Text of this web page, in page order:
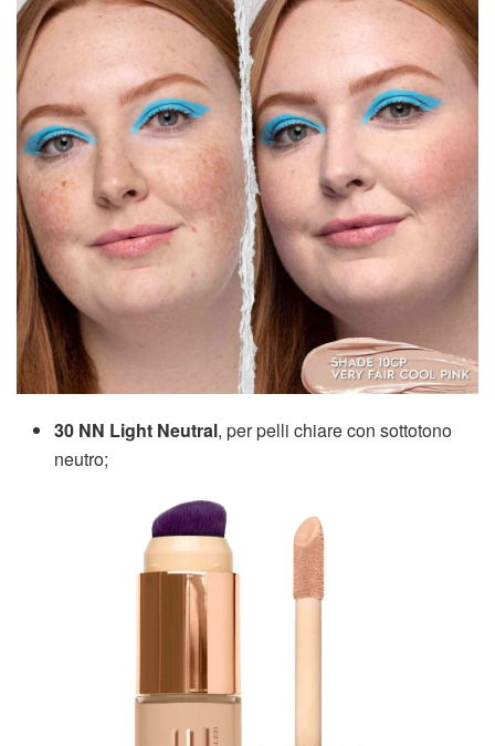
30 NN Light Neutral, per pelli chiare con sottotono
neutro;